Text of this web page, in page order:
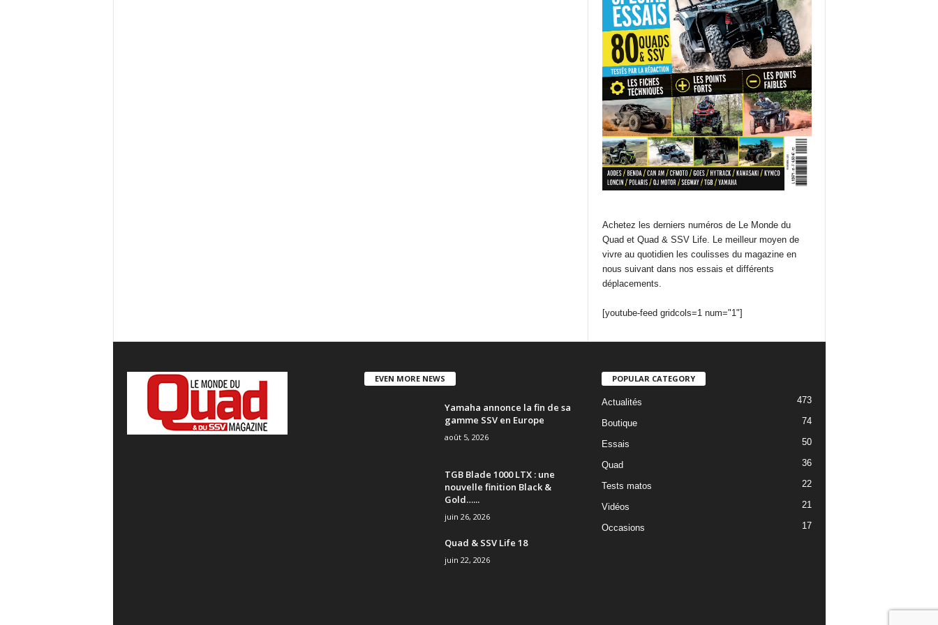
Achetez les derniers numéros de Le Monde du
Quad et Quad & SSV Life. Le meilleur moyen de
vivre au quotidien les coulisses du magazine en
nous suivant dans nos essais et différents
déplacements.
[youtube-feed gridcols=1 num="1"]
EVEN MORE NEWS
Yamaha annonce la fin de sa
gamme SSV en Europe
août 5, 2026
TGB Blade 1000 LTX : une
nouvelle finition Black &
Gold…...
juin 26, 2026
Quad & SSV Life 18
juin 22, 2026
POPULAR CATEGORY
Actualités 473
Boutique 74
Essais 50
Quad 36
Tests matos 22
Vidéos 21
Occasions 17